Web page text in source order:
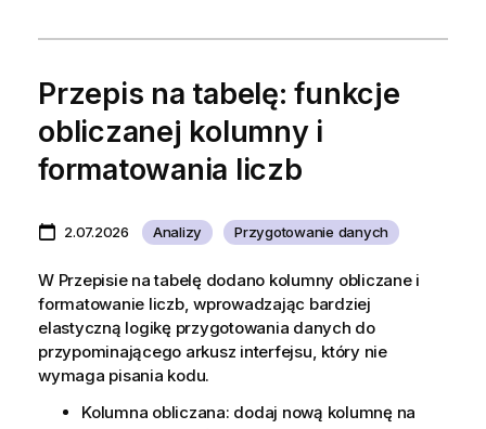
Przepis na tabelę: funkcje
obliczanej kolumny i
formatowania liczb
2.07.2026 Analizy Przygotowanie danych
W Przepisie na tabelę dodano kolumny obliczane i
formatowanie liczb, wprowadzając bardziej
elastyczną logikę przygotowania danych do
przypominającego arkusz interfejsu, który nie
wymaga pisania kodu.
Kolumna obliczana: dodaj nową kolumnę na